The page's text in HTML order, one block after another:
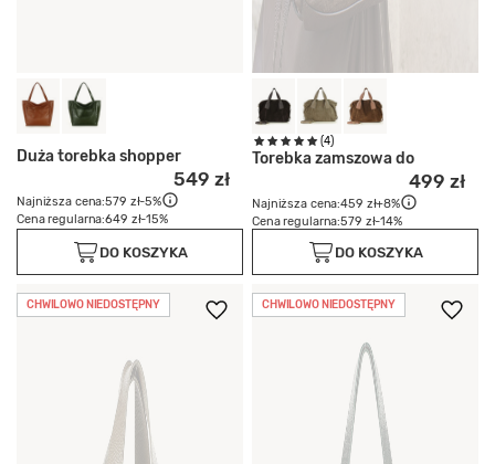
Duża torebka shopper
549 zł
Najniższa cena:579 zł-5%
Cena regularna:649 zł-15%
DO KOSZYKA
(4)
Torebka zamszowa do
499 zł
Najniższa cena:459 zł+8%
Cena regularna:579 zł-14%
DO KOSZYKA
CHWILOWO NIEDOSTĘPNY CHWILOWO NIEDOSTĘPNY